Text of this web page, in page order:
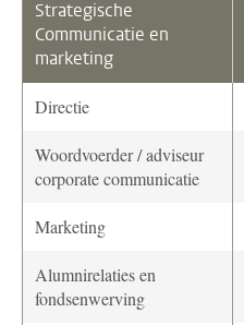
Strategische
Communicatie en
marketing
Directie
Woordvoerder / adviseur
corporate communicatie
Marketing
Alumnirelaties en
fondsenwerving